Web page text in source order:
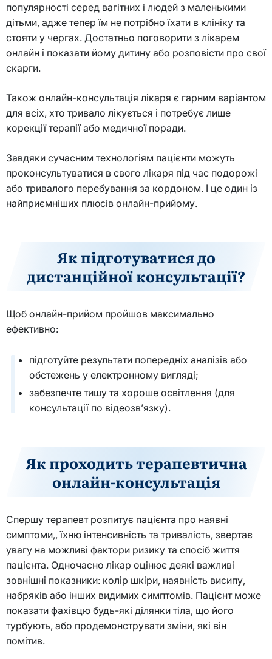
популярності серед вагітних і людей з маленькими
дітьми, адже тепер їм не потрібно їхати в клініку та
стояти у чергах. Достатньо поговорити з лікарем
онлайн і показати йому дитину або розповісти про свої
скарги.
Також онлайн-консультація лікаря є гарним варіантом
для всіх, хто тривало лікується і потребує лише
корекції терапії або медичної поради.
Завдяки сучасним технологіям пацієнти можуть
проконсультуватися в свого лікаря під час подорожі
або тривалого перебування за кордоном. І це один із
найприємніших плюсів онлайн-прийому.
Як підготуватися до
дистанційної консультації?
Щоб онлайн-прийом пройшов максимально
ефективно:
підготуйте результати попередніх аналізів або
обстежень у електронному вигляді;
забезпечте тишу та хороше освітлення (для
консультації по відеозв’язку).
Як проходить терапевтична
онлайн-консультація
Спершу терапевт розпитує пацієнта про наявні
симптоми,, їхню інтенсивність та тривалість, звертає
увагу на можливі фактори ризику та спосіб життя
пацієнта. Одночасно лікар оцінює деякі важливі
зовнішні показники: колір шкіри, наявність висипу,
набряків або інших видимих симптомів. Пацієнт може
показати фахівцю будь-які ділянки тіла, що його
турбують, або продемонструвати зміни, які він
помітив.